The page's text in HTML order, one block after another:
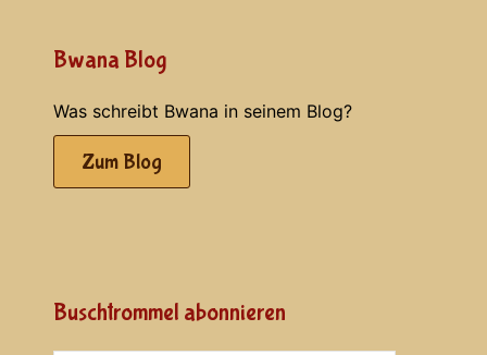
Bwana Blog
Was schreibt Bwana in seinem Blog?
Zum Blog
Buschtrommel abonnieren